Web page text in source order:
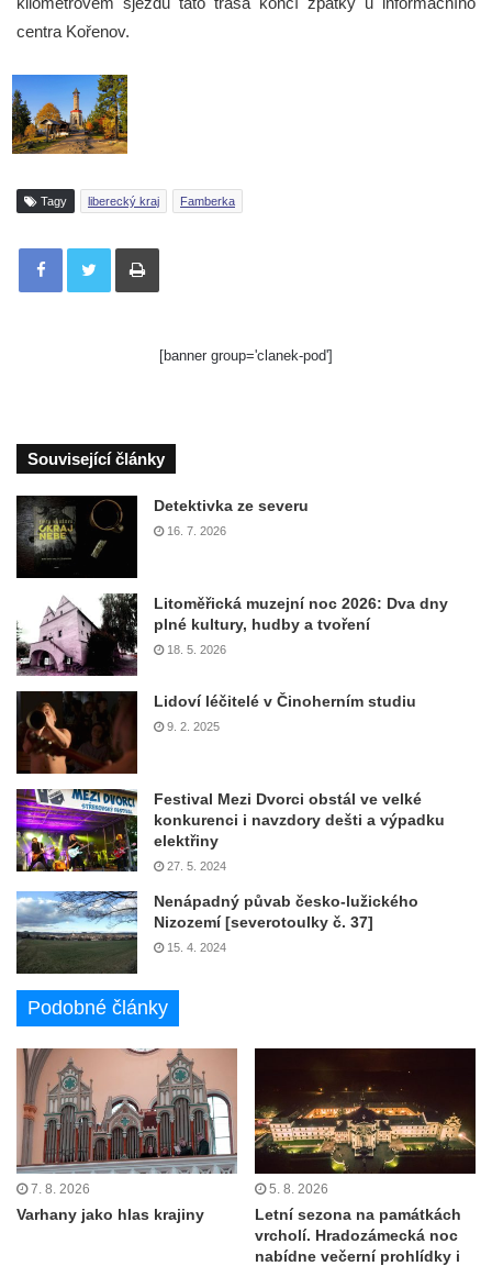
centra Kořenov.
Tagy liberecký kraj Famberka
Tisknout
[banner group='clanek-pod']
Související články
Detektivka ze severu
16. 7. 2026
Litoměřická muzejní noc 2026: Dva dny
plné kultury, hudby a tvoření
18. 5. 2026
Lidoví léčitelé v Činoherním studiu
9. 2. 2025
Festival Mezi Dvorci obstál ve velké
konkurenci i navzdory dešti a výpadku
elektřiny
27. 5. 2024
Nenápadný půvab česko-lužického
Nizozemí [severotoulky č. 37]
15. 4. 2024
Podobné články
7. 8. 2026
Varhany jako hlas krajiny
5. 8. 2026
Letní sezona na památkách
vrcholí. Hradozámecká noc
nabídne večerní prohlídky i